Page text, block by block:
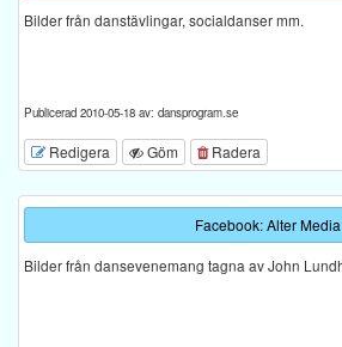
Bilder från danstävlingar, socialdanser mm.
Publicerad 2010-05-18 av: dansprogram.se
Redigera Göm Radera
Facebook: Alter Media
Bilder från dansevenemang tagna av John